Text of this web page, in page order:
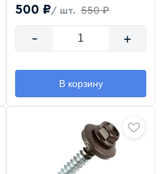
500 ₽/ шт. 550 ₽
- +
В корзину